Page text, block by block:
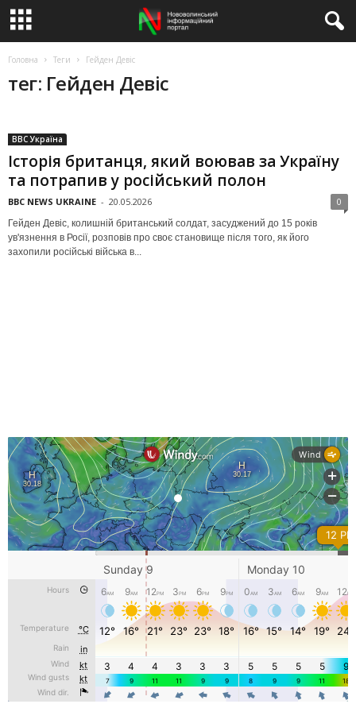
Головна Теги Гейден Девіс
тег: Гейден Девіс
BBC Україна
Історія британця, який воював за Україну
та потрапив у російський полон
BBC NEWS UKRAINE - 20.05.2026 0
Гейден Девіс, колишній британський солдат, засуджений до 15 років
ув'язнення в Росії, розповів про своє становище після того, як його
захопили російські війська в...